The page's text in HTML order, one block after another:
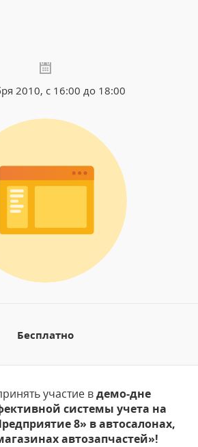
2010, с 16:00 до 18:00
Бесплатно
участие вдемо-дне
системы учета на
8» в автосалонах,
автозапчастей»!